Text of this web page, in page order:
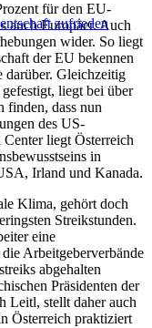
zufrieden
für den EU-
auch Europäer. Auch
wider. So liegt
der EU bekennen
darüber. Gleichzeitig
liegt bei über
finden, dass nun
des US-
liegt Österreich
in
Irland und Kanada.
Klima, gehört doch
Streikstunden.
eine
Arbeitgeberverbände
abgehalten
Präsidenten der
Leitl, stellt daher auch
Österreich praktiziert